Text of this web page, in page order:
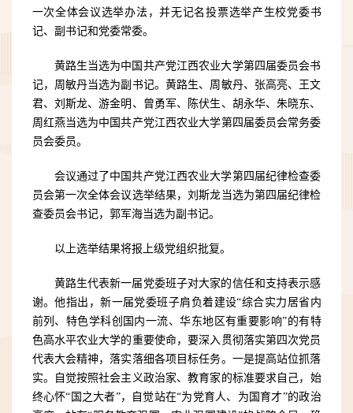
一次全体会议选举办法，并无记名投票选举产生校党委书
记、副书记和党委常委。
黄路生当选为中国共产党江西农业大学第四届委员会书
记，周敏丹当选为副书记。黄路生、周敏丹、张高亮、王文
君、刘斯龙、游金明、曾勇军、陈伏生、胡永华、朱晓东、
周红燕当选为中国共产党江西农业大学第四届委员会常务委
员会委员。
会议通过了中国共产党江西农业大学第四届纪律检查委
员会第一次全体会议选举结果，刘斯龙当选为第四届纪律检
查委员会书记，郭军海当选为副书记。
以上选举结果将报上级党组织批复。
黄路生代表新一届党委班子对大家的信任和支持表示感
谢。他指出，新一届党委班子肩负着建设“综合实力居省内
前列、特色学科创国内一流、华东地区有重要影响”的有特
色高水平农业大学的重要使命，要深入贯彻落实第四次党员
代表大会精神，落实落细各项目标任务。一是提高站位抓落
实。自觉按照社会主义政治家、教育家的标准要求自己， 始
终心怀“国之大者”， 自觉站在“为党育人、为国育才”的政治